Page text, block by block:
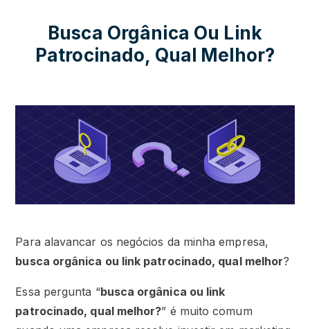
Busca Orgânica Ou Link
Patrocinado, Qual Melhor?
Para alavancar os negócios da minha empresa,
busca orgânica ou link patrocinado, qual melhor?
Essa pergunta “busca orgânica ou link
patrocinado, qual melhor?” é muito comum